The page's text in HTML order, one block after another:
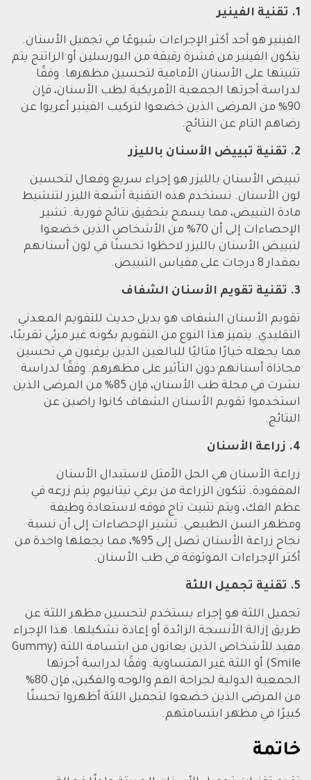
1. تقنية الفينير
الفينير هو أحد أكثر الإجراءات شيوعًا في تجميل الأسنان.
يتكون الفينير من قشرة رقيقة من البورسلين أو الراتنج يتم
تثبيتها على الأسنان الأمامية لتحسين مظهرها. وفقًا
لدراسة أجرتها الجمعية الأمريكية لطب الأسنان، فإن
90% من المرضى الذين خضعوا لتركيب الفينير أعربوا عن
رضاهم التام عن النتائج.
2. تقنية تبييض الأسنان بالليزر
تبييض الأسنان بالليزر هو إجراء سريع وفعال لتحسين
لون الأسنان. تستخدم هذه التقنية أشعة الليزر لتنشيط
مادة التبييض، مما يسمح بتحقيق نتائج فورية. تشير
الإحصاءات إلى أن 70% من الأشخاص الذين خضعوا
لتبييض الأسنان بالليزر لاحظوا تحسنًا في لون أسنانهم
بمقدار 8 درجات على مقياس التبييض.
3. تقنية تقويم الأسنان الشفاف
تقويم الأسنان الشفاف هو بديل حديث للتقويم المعدني
التقليدي. يتميز هذا النوع من التقويم بكونه غير مرئي تقريبًا،
مما يجعله خيارًا مثاليًا للبالغين الذين يرغبون في تحسين
محاذاة أسنانهم دون التأثير على مظهرهم. وفقًا لدراسة
نشرت في مجلة طب الأسنان، فإن 85% من المرضى الذين
استخدموا تقويم الأسنان الشفاف كانوا راضين عن
النتائج.
4. زراعة الأسنان
زراعة الأسنان هي الحل الأمثل لاستبدال الأسنان
المفقودة. تتكون الزراعة من برغي تيتانيوم يتم زرعه في
عظم الفك، ويتم تثبيت تاج فوقه لاستعادة وظيفة
ومظهر السن الطبيعي. تشير الإحصاءات إلى أن نسبة
نجاح زراعة الأسنان تصل إلى 95%، مما يجعلها واحدة من
أكثر الإجراءات الموثوقة في طب الأسنان.
5. تقنية تجميل اللثة
تجميل اللثة هو إجراء يستخدم لتحسين مظهر اللثة عن
طريق إزالة الأنسجة الزائدة أو إعادة تشكيلها. هذا الإجراء
مفيد للأشخاص الذين يعانون من ابتسامة اللثة (Gummy
Smile) أو اللثة غير المتساوية. وفقًا لدراسة أجرتها
الجمعية الدولية لجراحة الفم والوجه والفكين، فإن 80%
من المرضى الذين خضعوا لتجميل اللثة أظهروا تحسنًا
كبيرًا في مظهر ابتسامتهم.
خاتمة